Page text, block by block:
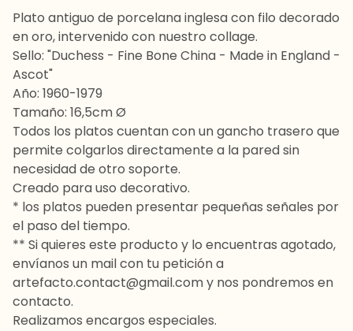
Plato antiguo de porcelana inglesa con filo decorado
en oro, intervenido con nuestro collage.
Sello: "Duchess - Fine Bone China - Made in England -
Ascot"
Año: 1960-1979
Tamaño: 16,5cm Ø
Todos los platos cuentan con un gancho trasero que
permite colgarlos directamente a la pared sin
necesidad de otro soporte.
Creado para uso decorativo.
* los platos pueden presentar pequeñas señales por
el paso del tiempo.
** Si quieres este producto y lo encuentras agotado,
envíanos un mail con tu petición a
artefacto.contact@gmail.comy nos pondremos en
contacto.
Realizamos encargos especiales.